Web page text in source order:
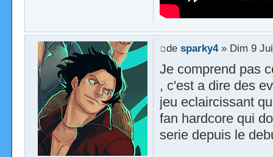
de sparky4» Dim 9
Je comprend pas
, c'est a dire des
jeu eclaircissant
fan hardcore qui
serie depuis le